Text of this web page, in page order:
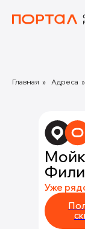
Главная » Адреса »
Уже